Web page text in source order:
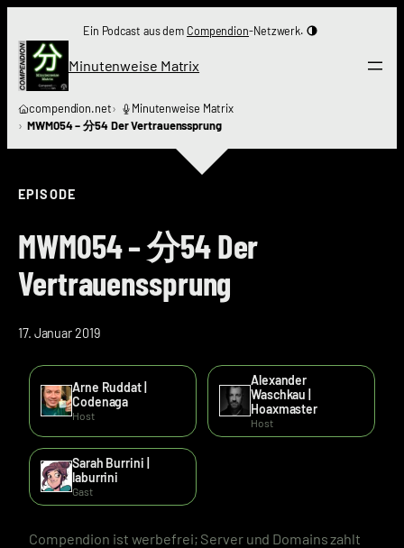
Inhalt
springen
Ein Podcast aus dem Compendion-Netzwerk.
Minutenweise Matrix
compendion.net
Minutenweise Matrix
MWM054 – 分54 Der Vertrauenssprung
EPISODE
MWM054 – 分54 Der
Vertrauenssprung
17. Januar 2019
Arne Ruddat |
Codenaga
Host
Alexander
Waschkau |
Hoaxmaster
Host
Sarah Burrini |
laburrini
Gast
Compendion ist werbefrei; Server und Domains zahlt